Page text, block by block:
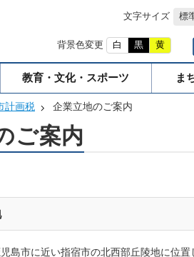
文字サイズ 標
背景色変更 白 黒 黄
教育・文化・スポーツ ま
計画税 企業立地のご案内
ご案内
島市に近い指宿市の北西部丘陵地に位